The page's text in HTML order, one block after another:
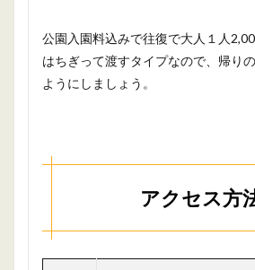
公園入園料込みで往復で大人１人
はちぎって渡すタイプなので、帰り
ようにしましょう。
アクセス方